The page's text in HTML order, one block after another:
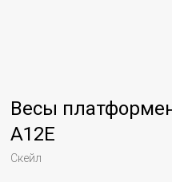
Весы
А12Е
Скейл